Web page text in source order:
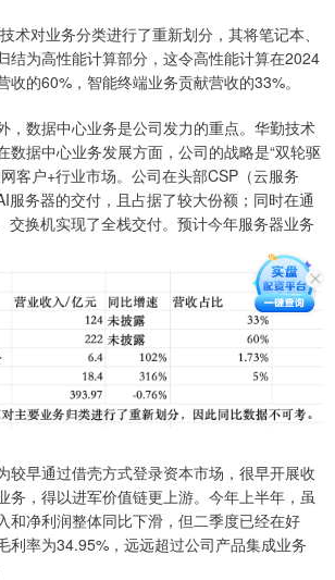
对业务分类进行了重新划分，其将笔记本、
结为高性能计算部分，这令高性能计算在2024
收的60%，智能终端业务贡献营收的33%。
数据中心业务是公司发力的重点。华勤技术
数据中心业务发展方面，公司的战略是“双轮驱
客户+行业市场。公司在头部CSP（云服务
服务器的交付，且占据了较大份额；同时在通
交换机实现了全栈交付。预计今年服务器业务
早通过借壳方式登录资本市场，很早开展收
务，得以进军价值链更上游。今年上半年，虽
和净利润整体同比下滑，但二季度已经在好
利率为34.95%，远远超过公司产品集成业务